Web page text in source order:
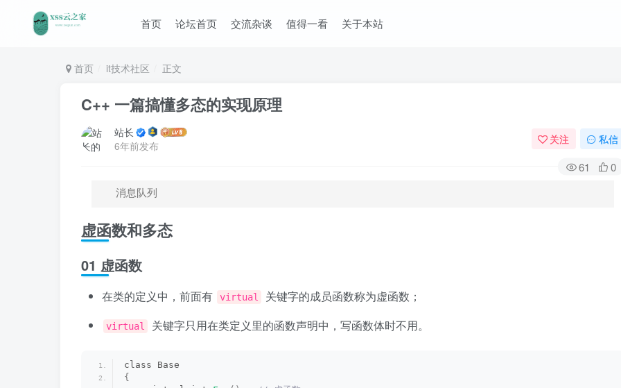
首页 论坛首页 交流杂谈 值得一看 关于本站
首页 it技术社区 正文
C++ 一篇搞懂多态的实现原理
站长
6年前发布
关注 私信
61
0
消息队列
虚函数和多态
01 虚函数
在类的定义中，前面有 virtual 关键字的成员函数称为虚函数；
virtual 关键字只用在类定义里的函数声明中，写函数体时不用。
class Base
{